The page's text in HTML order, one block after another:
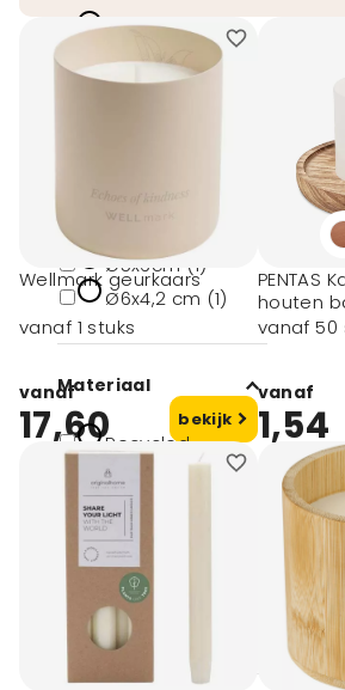
Wooosh (5)
Janzen (3)
# Geen maat
(10)
Ø5x6cm (1)
Ø6x4,2 cm (1)
Materiaal
Recycled
aluminium (1)
Sojawas (1)
Tpu (1)
Was (10)
Bamboe (5)
toon meer
Wellmark geurkaars
vanaf 1 stuks
vanaf
17,60 bekijk
PENTAS
houten
vanaf 50
vanaf
1,54